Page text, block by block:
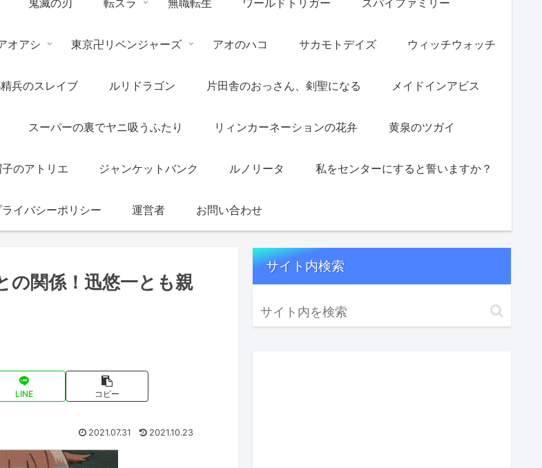
オアシ 東京卍リベンジャーズ アオのハコ サカモトデイズ ウィッチウォッチ
兵のスレイブ ルリドラゴン 片田舎のおっさん、剣聖になる メイドインアビス
スーパーの裏でヤニ吸うふたり リィンカーネーションの花弁 黄泉のツガイ
のアトリエ ジャンケットバンク ルノリータ 私をセンターにすると誓いますか？
ライバシーポリシー 運営者 お問い合わせ
の関係！迅悠一とも親
LINE コピー
2021.07.31 2021.10.23
サイト内検索